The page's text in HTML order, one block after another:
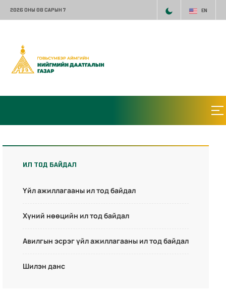
2026 ОНЫ 08 САРЫН 7 EN
ИЛ ТОД БАЙДАЛ
Үйл ажиллагааны ил тод байдал
Хүний нөөцийн ил тод байдал
Авилгын эсрэг үйл ажиллагааны ил тод байдал
Шилэн данс